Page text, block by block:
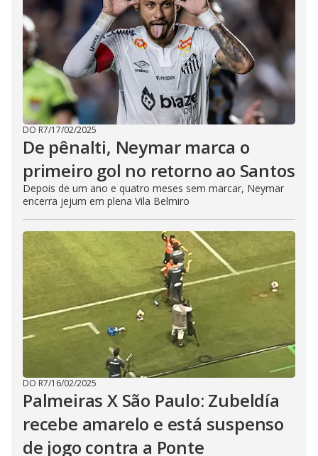
DO R7/17/02/2025
De pênalti, Neymar marca o
primeiro gol no retorno ao Santos
Depois de um ano e quatro meses sem marcar, Neymar
encerra jejum em plena Vila Belmiro
DO R7/16/02/2025
Palmeiras X São Paulo: Zubeldía
recebe amarelo e está suspenso
de jogo contra a Ponte